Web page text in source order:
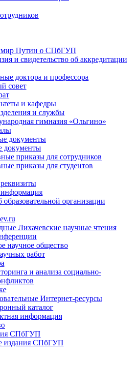
Путин о СПбГУП
и свидетельство об аккредитации
доктора и профессора
совет
и кафедры
и службы
гимназия «Ольгино»
документы
документы
приказы для сотрудников
приказы для студентов
информация
образовательной организации
Лихачевские научные чтения
научное общество
работ
и анализа социально-
Интернет-ресурсы
каталог
информация
СПбГУП
издания СПбГУП